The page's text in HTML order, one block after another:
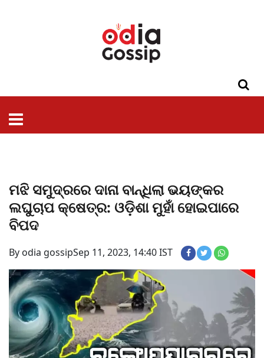
ମଝି ସମୁଦ୍ରରେ ଦାନା ବାନ୍ଧିଲା ଭୟଙ୍କର
ଲଘୁଚାପ କ୍ଷେତ୍ର: ଓଡ଼ିଶା ମୁହାଁ ହୋଇପାରେ
ବିପଦ
By odia gossipSep 11, 2023, 14:40 IST